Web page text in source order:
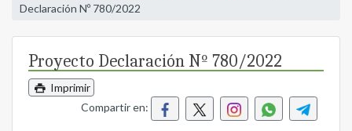
Declaración Nº 780/2022
Proyecto Declaración Nº 780/2022
Imprimir
Compartir en: